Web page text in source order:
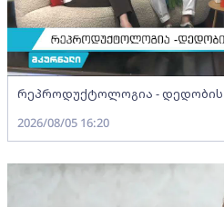
რეპროდუქტოლოგია - დედობის
2026/08/05 16:20